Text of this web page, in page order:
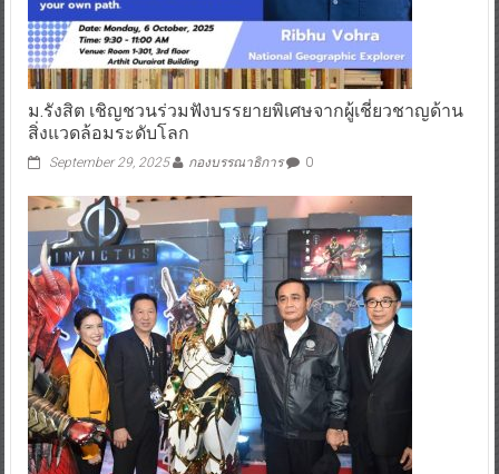
ม.รังสิต เชิญชวนร่วมฟังบรรยายพิเศษจากผู้เชี่ยวชาญด้าน
สิ่งแวดล้อมระดับโลก
September 29, 2025 กองบรรณาธิการ 0